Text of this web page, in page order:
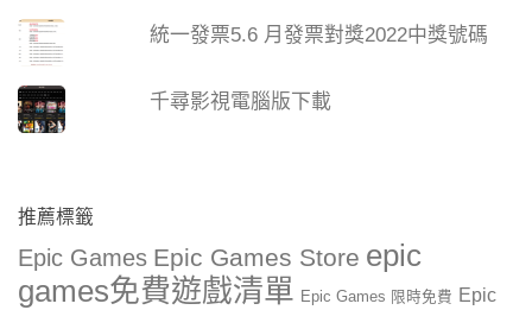
統一發票5.6 月發票對獎2022中獎號碼
千尋影視電腦版下載
推薦標籤
Epic Games Epic Games Store epic
games免費遊戲清單 Epic Games 限時免費 Epic